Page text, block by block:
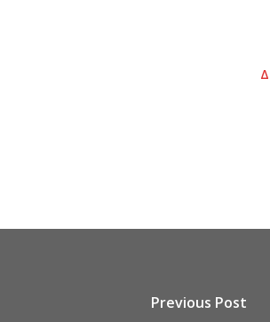
Previous Post